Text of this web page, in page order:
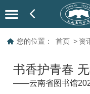
您的位置： 首页 > 资
书香护青春
——云南省图书馆